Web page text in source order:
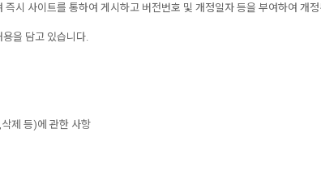
시 사이트를 통하여 게시하고 버전번호 및 개정일자 등을 부여하여
을 담고 있습니다.
제 등)에 관한 사항